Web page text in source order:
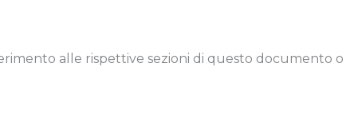
alle rispettive sezioni di questo documento o